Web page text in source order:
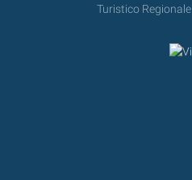
Turistico Regionale